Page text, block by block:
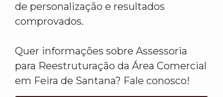
de personalização e resultados
comprovados.
Quer informações sobre Assessoria
para Reestruturação da Área Comercial
em Feira de Santana? Fale conosco!